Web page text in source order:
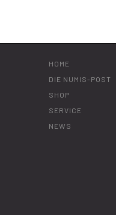
HOME
DIE NUMIS-POST
SHOP
SERVICE
NEWS